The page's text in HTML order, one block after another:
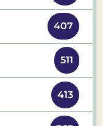
407
511
413